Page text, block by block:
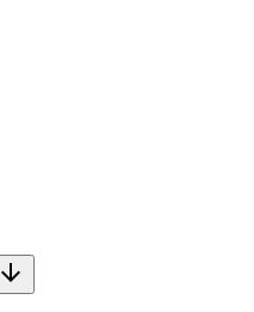
arrow_downward